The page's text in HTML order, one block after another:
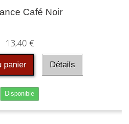
Café Noir
13,40 €
panier Détails
Disponible